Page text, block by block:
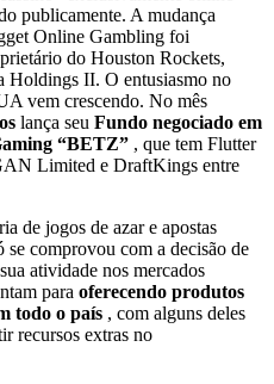
publicamente. A mudança
Online Gambling foi
do Houston Rockets,
Holdings II. O entusiasmo no
vem crescendo. No mês
lança seu Fundo negociado em
“BETZ” , que tem Flutter
Limited e DraftKings entre
de jogos de azar e apostas
comprovou com a decisão de
atividade nos mercados
para oferecendo produtos
todo o país , com alguns deles
recursos extras no